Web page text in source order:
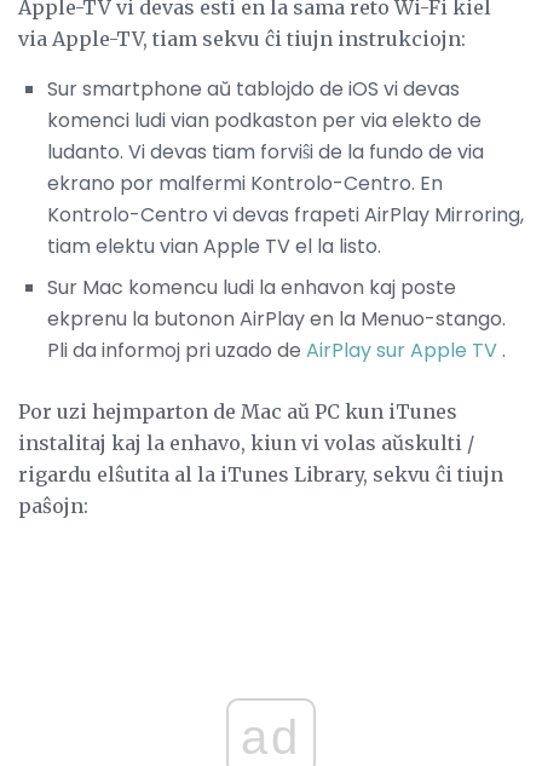
Apple-TV vi devas esti en la sama reto Wi-Fi kiel
via Apple-TV, tiam sekvu ĉi tiujn instrukciojn:
Sur smartphone aŭ tablojdo de iOS vi devas
komenci ludi vian podkaston per via elekto de
ludanto. Vi devas tiam forviŝi de la fundo de via
ekrano por malfermi Kontrolo-Centro. En
Kontrolo-Centro vi devas frapeti AirPlay Mirroring,
tiam elektu vian Apple TV el la listo.
Sur Mac komencu ludi la enhavon kaj poste
ekprenu la butonon AirPlay en la Menuo-stango.
Pli da informoj pri uzado de AirPlay sur Apple TV.
Por uzi hejmparton de Mac aŭ PC kun iTunes
instalitaj kaj la enhavo, kiun vi volas aŭskulti /
rigardu elŝutita al la iTunes Library, sekvu ĉi tiujn
paŝojn:
ad